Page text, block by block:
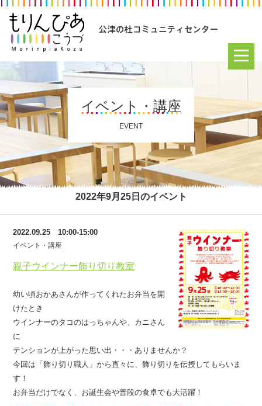
イベント・講座
EVENT
2022年9月25日のイベント
親子ウインナー飾り切り教室
2022.09.25 10:00-15:00
イベント・講座
幼い頃おかあさんが作ってくれたお弁当を開
けたとき
ウインナーのタコのはっちゃんや、カニさん
に
テンションが上がった思い出・・・ありませんか？
今回は「飾り切り職人」から直々に、飾り切りを伝授してもらいま
す！
お弁当だけでなく、お誕生会や普段の食卓でも大活躍！